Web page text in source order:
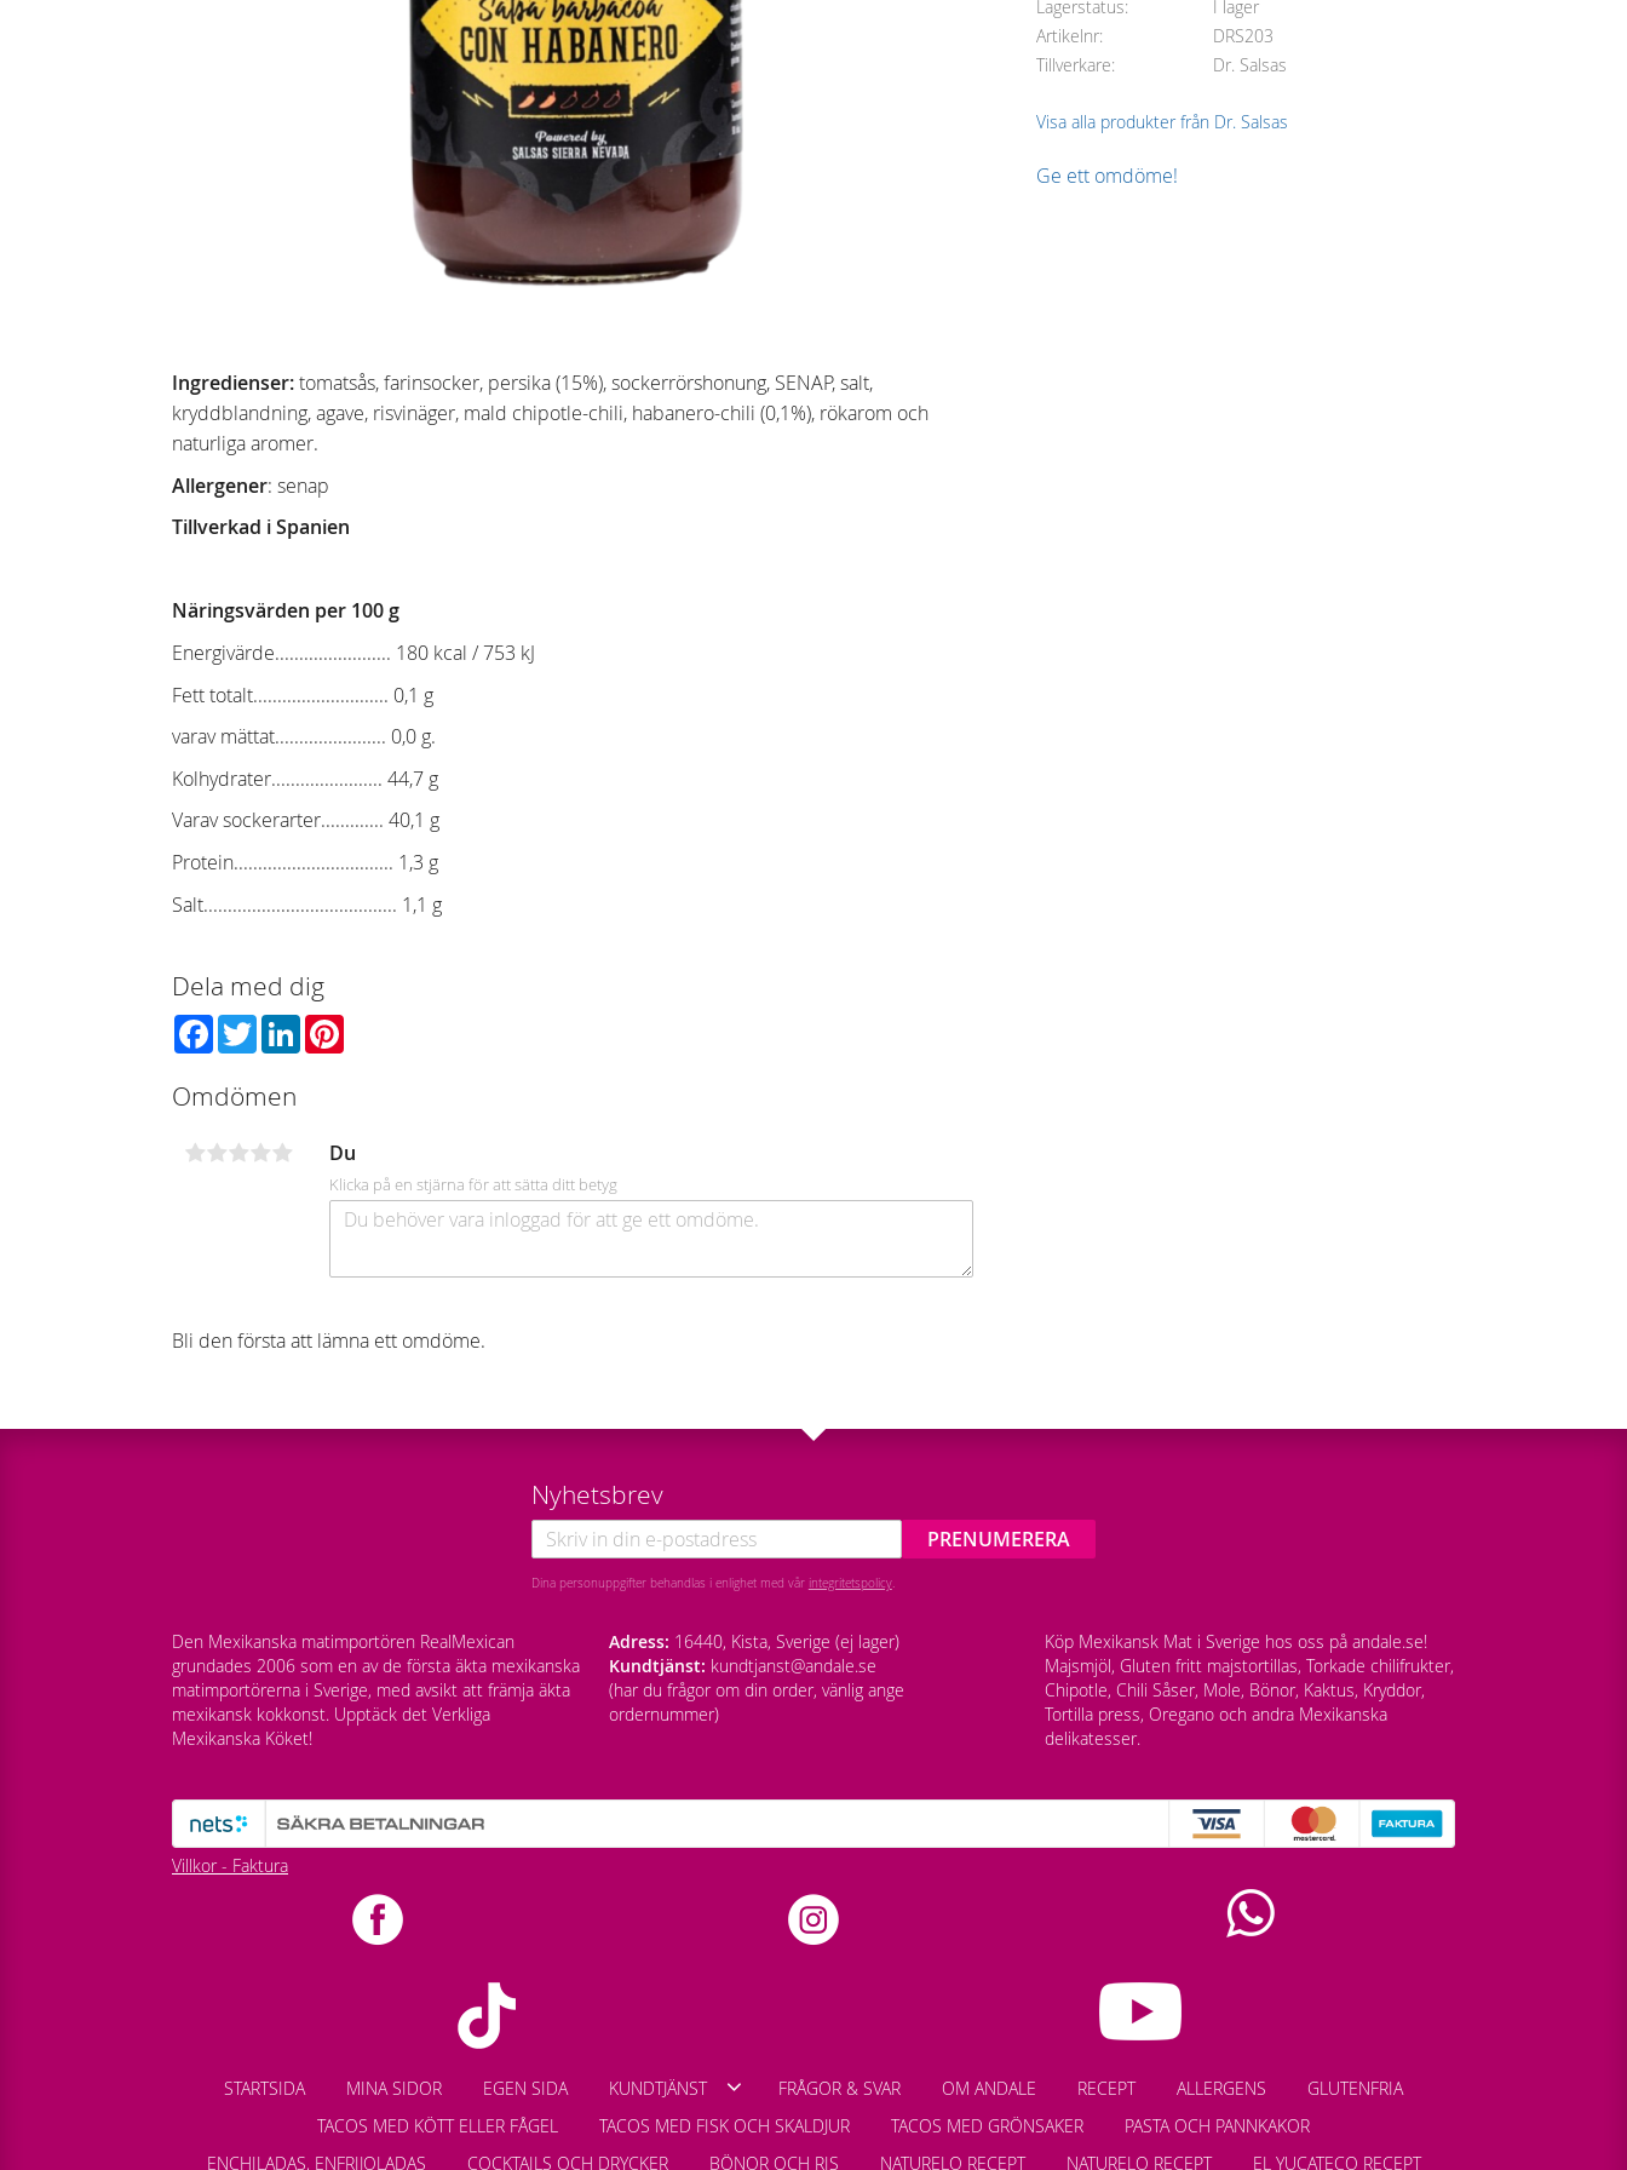
Lagerstatus
I lager
Artikelnr
DRS203
Tillverkare
Dr. Salsas
Visa alla produkter från Dr. Salsas
Ge ett omdöme!
Ingredienser:tomatsås, farinsocker, persika (15%), sockerrörshonung, SENAP, salt,
kryddblandning, agave, risvinäger, mald chipotle-chili, habanero-chili (0,1%), rökarom och
naturliga aromer.
Allergener: senap
Tillverkad i Spanien
Näringsvärden per 100 g
Energivärde........................ 180 kcal / 753 kJ
Fett totalt............................ 0,1 g
varav mättat....................... 0,0 g.
Kolhydrater....................... 44,7 g
Varav sockerarter............. 40,1 g
Protein................................. 1,3 g
Salt........................................ 1,1 g
Dela med dig
Facebook
TwitterLinkedIn
Omdömen
Du
Klicka på en stjärna för att sätta ditt betyg
Bli den första att lämna ett omdöme.
Nyhetsbrev
PRENUMERERA
Dina personuppgifter behandlas i enlighet med vår integritetspolicy.
Den Mexikanska matimportören RealMexican
grundades 2006 som en av de första äkta mexikanska
matimportörerna i Sverige, med avsikt att främja äkta
mexikansk kokkonst. Upptäck det Verkliga
Mexikanska Köket!
Adress: 16440, Kista, Sverige (ej lager)
Kundtjänst: kundtjanst@andale.se
(har du frågor om din order, vänlig ange
ordernummer)
Köp Mexikansk Mat i Sverige hos oss på andale.se!
Majsmjöl, Gluten fritt majstortillas, Torkade chilifrukter,
Chipotle, Chili Såser, Mole, Bönor, Kaktus, Kryddor,
Tortilla press, Oregano och andra Mexikanska
delikatesser.
Villkor - Faktura
STARTSIDA MINA SIDOR EGEN SIDA KUNDTJÄNST FRÅGOR & SVAR OM ANDALE RECEPT ALLERGENS
GLUTENFRIA
TACOS MED KÖTT ELLER FÅGEL
TACOS MED FISK OCH SKALDJUR TACOS MED GRÖNSAKER
PASTA OCH PANNKAKOR
ENCHILADAS, ENFRIJOLADAS
COCKTAILS OCH DRYCKER BÖNOR OCH RIS NATURELO RECEPT NATURELO RECEPT EL YUCATECO RECEPT